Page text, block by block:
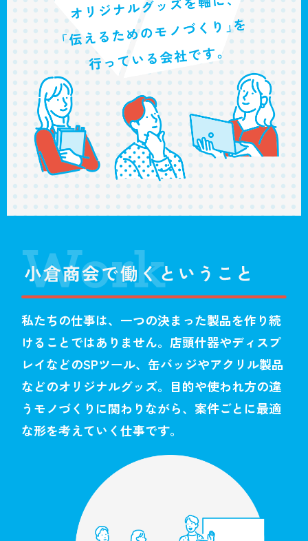
私たちの仕事は、 一つの決まった製品を作り続
けることではありません。 店頭什器やディスプ
レイなどのSPツール、 缶バッジやアクリル製品
などのオリジナルグッズ。 目的や使われ方の違
うモノづくりに関わりながら、 案件ごとに最適
な形を考えていく仕事です。